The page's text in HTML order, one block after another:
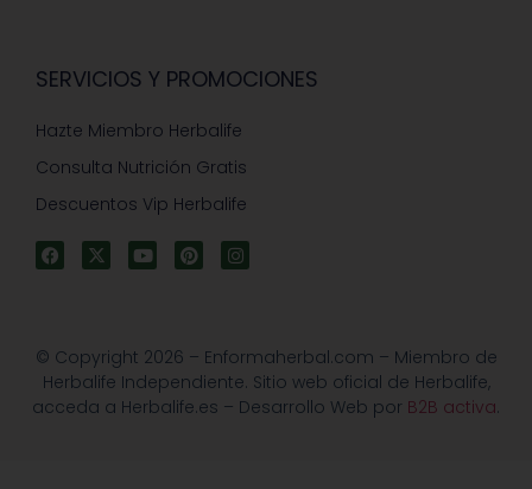
SERVICIOS Y PROMOCIONES
Hazte Miembro Herbalife
Consulta Nutrición Gratis
Descuentos Vip Herbalife
© Copyright 2026 – Enformaherbal.com – Miembro de
Herbalife Independiente. Sitio web oficial de Herbalife,
acceda a Herbalife.es – Desarrollo Web por B2B activa.